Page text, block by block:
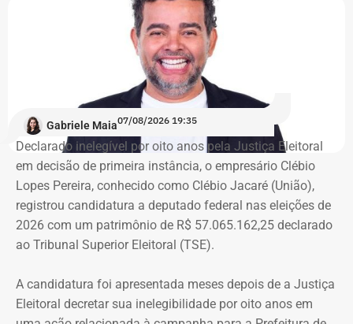
Integrante do Movimento de Luta nos Bairros, Vilas e
Favelas (MLB), dona Enita afirmou que o grupo de
ocupantes chegou ao atual prédio depois de sofrer quatro
“Nós já sofremos quatro despejos. O objetivo da
ocupação é justamente dar ao imóvel uma função social
que atenda as necessidades básicas das famílias. Desde
que eu entrei no MLB nunca faltou comida. Só o que falta
mesmo é um teto, um lar para morar. Queremos fazer
valer um direito constitucional que nunca foi cumprido”
A Central de Movimentos Populares do Rio de Janeiro
(CMPRJ) emitiu nota de apoio e solidariedade e lembrou
Gabriele Maia07/08/2026 19:35
Declarado inelegível por oito anos pela Justiça Eleitoral
em decisão de primeira instância, o empresário Clébio
Lopes Pereira, conhecido como Clébio Jacaré (União),
registrou candidatura a deputado federal nas eleições de
2026 com um patrimônio de R$ 57.065.162,25 declarado
ao Tribunal Superior Eleitoral (TSE).
A candidatura foi apresentada meses depois de a Justiça
Eleitoral decretar sua inelegibilidade por oito anos em